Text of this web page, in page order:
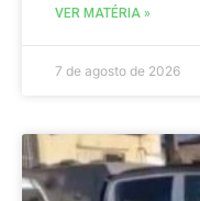
VER MATÉRIA »
7 de agosto de 2026